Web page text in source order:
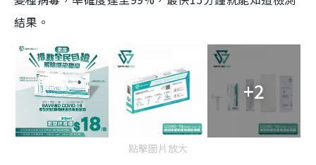
結果。
+2
點擊圖片放大